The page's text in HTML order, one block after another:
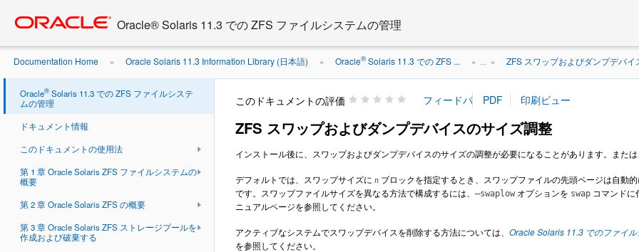
content
Oracle® Solaris 11.3 での ZFS ファイルシステムの管理
Documentation Home » Oracle Solaris 11.3 Information Library (日本語) » Oracle®Solaris 11.3 での ZFS ... » ... » ZFS スワップおよびダンプデバイ
びダンプデバイスのサイズ調整
Oracle® Solaris 11.3 での ZFS ファイルシステ
ムの管理
ドキュメント情報
このドキュメントの使用法
第 1 章 Oracle Solaris ZFS ファイルシステムの
概要
第 2 章 Oracle Solaris ZFS の概要
第 3 章 Oracle Solaris ZFS ストレージプールを
作成および破棄する
このドキュメントの評価
ZFS スワップおよびダンプデバイスのサイズ調整
インストール後に、スワップおよびダンプデバイスのサイズの調整が必要になることがあります。また
デフォルトでは、スワップサイズに n ブロックを指定するとき、スワップファイルの先頭ページは自動
です。スワップファイルサイズを異なる方法で構成するには、
–swaplow オプションを swap コマンドに
ニュアルページを参照してください。
アクティブなシステムでスワップデバイスを削除する方法については、 Oracle Solaris 11.3 でのファイ
を参照してください。